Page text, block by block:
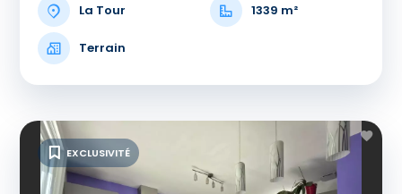
La Tour 1339 m²
Terrain
EXCLUSIVITÉ